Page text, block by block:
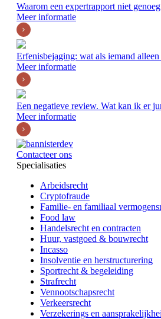
Waarom een expertrapport niet
Meer informatie
Erfenisbejaging: wat als iemand
Meer informatie
Een negatieve review. Wat kan ik er
Meer informatie
Contacteer ons
Specialisaties
Arbeidsrecht
Cryptofraude
Familie- en familiaal
Food law
Handelsrecht en contracten
Huur, vastgoed & bouwrecht
Incasso
Insolventie en herstructurering
Sportrecht & begeleiding
Strafrecht
Vennootschapsrecht
Verkeersrecht
Verzekerings en